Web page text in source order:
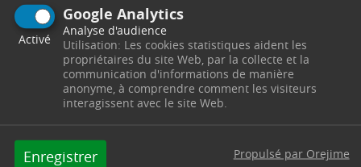
Google Analytics
Activé
Analyse d'audience
Utilisation: Les cookies statistiques aident les
propriétaires du site Web, par la collecte et la
communication d'informations de manière
anonyme, à comprendre comment les visiteurs
interagissent avec le site Web.
Enregistrer Propulsé par Orejime